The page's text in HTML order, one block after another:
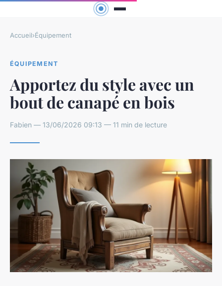
Accueil›Équipement
ÉQUIPEMENT
Apportez du style avec un
bout de canapé en bois
Fabien — 13/06/2026 09:13 — 11 min de lecture